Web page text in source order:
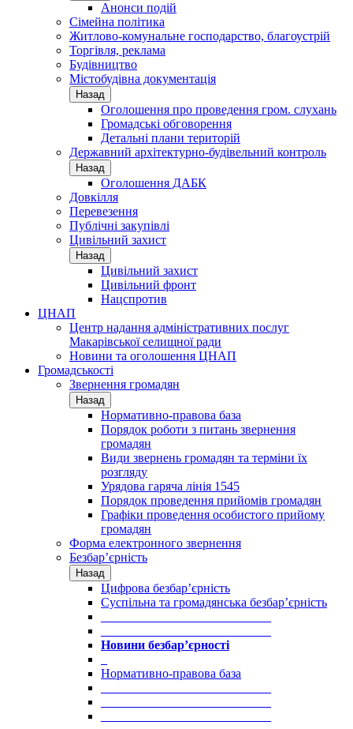
Анонси подій
Сімейна політика
Житлово-комунальне господарство, благоустрій
Торгівля, реклама
Будівництво
Містобудівна документація
Назад
Оголошення про проведення гром. слухань
Громадські обговорення
Детальні плани територій
Державний архітектурно-будівельний контроль
Назад
Оголошення ДАБК
Довкілля
Перевезення
Публічні закупівлі
Цивільний захист
Назад
Цивільний захист
Цивільний фронт
Нацспротив
ЦНАП
Центр надання адміністративних послуг
Макарівської селищної ради
Новини та оголошення ЦНАП
Громадськості
Звернення громадян
Назад
Нормативно-правова база
Порядок роботи з питань звернення
громадян
Види звернень громадян та терміни їх
розгляду
Урядова гаряча лінія 1545
Порядок проведення прийомів громадян
Графіки проведення особистого прийому
громадян
Форма електронного звернення
Безбар’єрність
Назад
Цифрова безбар’єрність
Суспільна та громадянська безбар’єрність
Новини безбар’єрності
Нормативно-правова база